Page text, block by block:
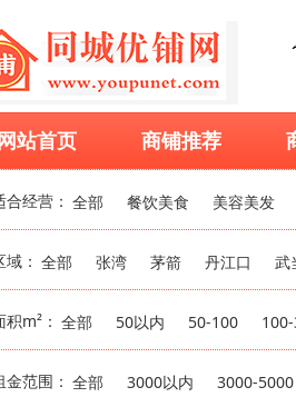
站首页 商铺推荐
合经营： 全部 餐饮美食 美容美发
域： 全部 张湾 茅箭 丹江口 武
积m²： 全部 50以内 50-100
金范围： 全部 3000以内 3000-5000